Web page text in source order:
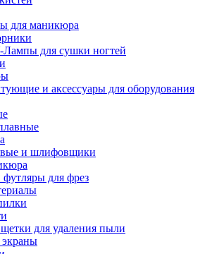
для маникюра
для сушки ногтей
и аксессуары для оборудования
и шлифовщики
для фрез
для удаления пыли